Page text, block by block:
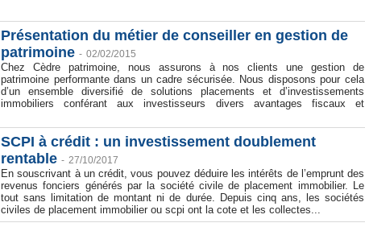
​Présentation du métier de conseiller en gestion de
patrimoine - 02/02/2015
Chez Cèdre patrimoine, nous assurons à nos clients une gestion de
patrimoine performante dans un cadre sécurisée. Nous disposons pour cela
d’un ensemble diversifié de solutions placements et d’investissements
immobiliers conférant aux investisseurs divers avantages fiscaux et
SCPI à crédit : un investissement doublement
rentable - 27/10/2017
En souscrivant à un crédit, vous pouvez déduire les intérêts de l’emprunt des
revenus fonciers générés par la société civile de placement immobilier. Le
tout sans limitation de montant ni de durée. Depuis cinq ans, les sociétés
civiles de placement immobilier ou scpi ont la cote et les collectes...